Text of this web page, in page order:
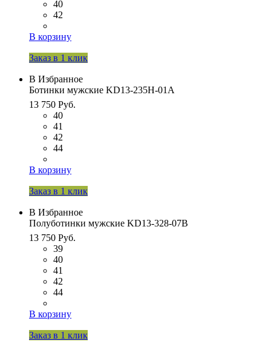
40
42
В корзину
Заказ в 1 клик
В Избранное
Ботинки мужские KD13-235H-01A
13 750 Руб.
40
41
42
44
В корзину
Заказ в 1 клик
В Избранное
Полуботинки мужские KD13-328-07B
13 750 Руб.
39
40
41
42
44
В корзину
Заказ в 1 клик